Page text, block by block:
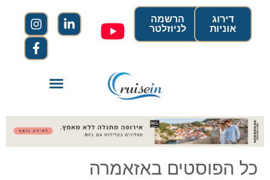
הרשמה
לניוזלטר
דירוג
אוניות
כל הפוסטים באזאמרה